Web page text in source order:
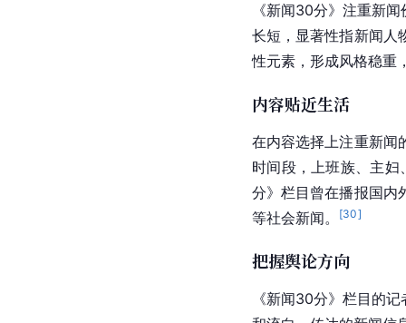
《新闻30分》注重新
长短，显著性指新闻人
性元素，形成风格稳重
内容贴近生活
在内容选择上注重新闻
时间段，上班族、主
分》栏目曾在播报国内
等社会新闻。 [30]
把握舆论方向
《新闻30分》栏目的